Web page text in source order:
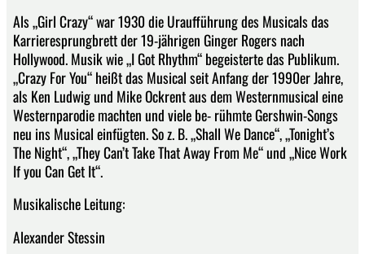
Als „Girl Crazy“ war 1930 die Uraufführung des Musicals das
Karrieresprungbrett der 19-jährigen Ginger Rogers nach
Hollywood. Musik wie „I Got Rhythm“ begeisterte das Publikum.
„Crazy For You“ heißt das Musical seit Anfang der 1990er Jahre,
als Ken Ludwig und Mike Ockrent aus dem Westernmusical eine
Westernparodie machten und viele be- rühmte Gershwin-Songs
neu ins Musical einfügten. So z. B. „Shall We Dance“, „Tonight’s
The Night“, „They Can’t Take That Away From Me“ und „Nice Work
If you Can Get It“.
Musikalische Leitung:
Alexander Stessin